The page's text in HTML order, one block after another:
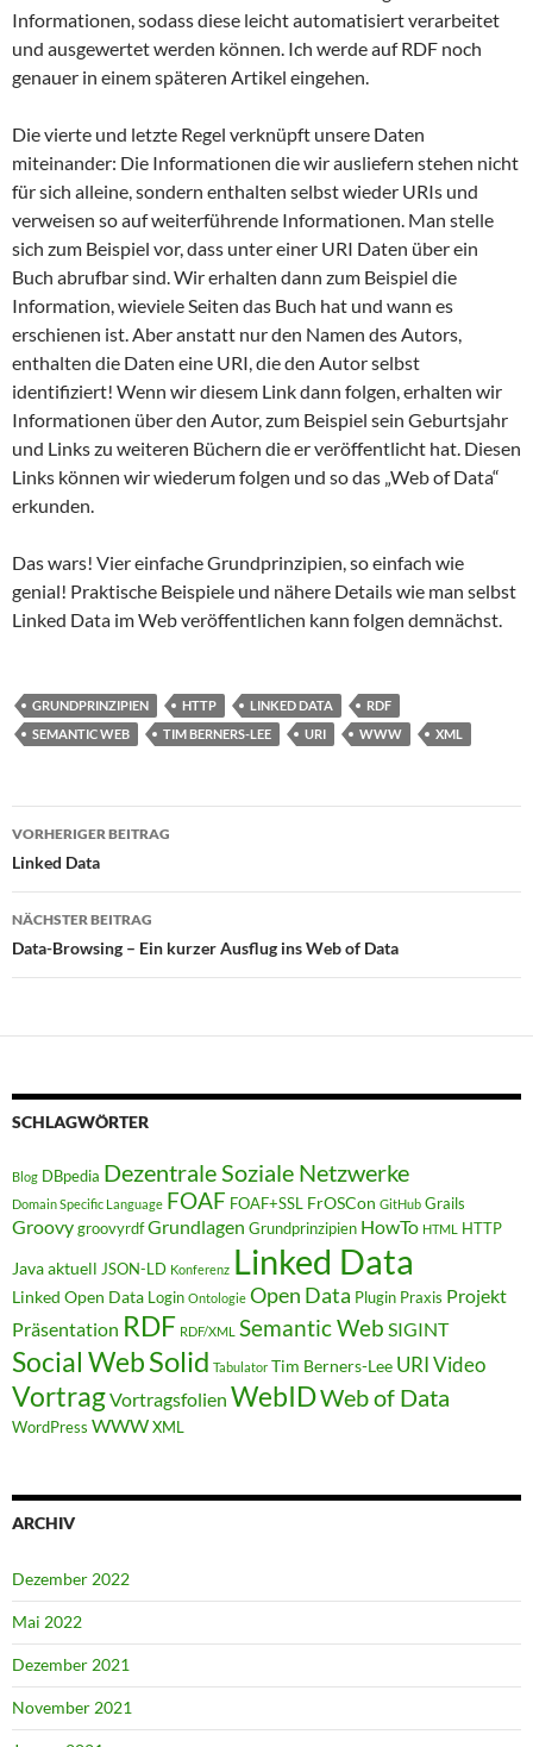
Informationen, sodass diese leicht automatisiert verarbeitet
und ausgewertet werden können. Ich werde auf RDF noch
genauer in einem späteren Artikel eingehen.
Die vierte und letzte Regel verknüpft unsere Daten
miteinander: Die Informationen die wir ausliefern stehen nicht
für sich alleine, sondern enthalten selbst wieder URIs und
verweisen so auf weiterführende Informationen. Man stelle
sich zum Beispiel vor, dass unter einer URI Daten über ein
Buch abrufbar sind. Wir erhalten dann zum Beispiel die
Information, wieviele Seiten das Buch hat und wann es
erschienen ist. Aber anstatt nur den Namen des Autors,
enthalten die Daten eine URI, die den Autor selbst
identifiziert! Wenn wir diesem Link dann folgen, erhalten wir
Informationen über den Autor, zum Beispiel sein Geburtsjahr
und Links zu weiteren Büchern die er veröffentlicht hat. Diesen
Links können wir wiederum folgen und so das „Web of Data“
erkunden.
Das wars! Vier einfache Grundprinzipien, so einfach wie
genial! Praktische Beispiele und nähere Details wie man selbst
Linked Data im Web veröffentlichen kann folgen demnächst.
GRUNDPRINZIPIEN HTTP LINKED DATA
RDF
SEMANTIC WEB
TIM BERNERS-LEE URI WWW XML
Beitragsnavigation
VORHERIGER BEITRAG
Linked Data
NÄCHSTER BEITRAG
Data-Browsing – Ein kurzer Ausflug ins Web of Data
SCHLAGWÖRTER
Blog DBpedia Dezentrale Soziale Netzwerke
Domain Specific Language FOAF FOAF+SSL FrOSCon GitHub Grails
GroovygroovyrdfGrundlagen Grundprinzipien HowTo HTML HTTP
Java aktuell JSON-LD Konferenz Linked Data
Linked Open Data Login Ontologie Open Data Plugin Praxis Projekt
Präsentation RDF RDF/XML Semantic Web SIGINT
Social WebSolid Tabulator Tim Berners-Lee URIVideo
VortragVortragsfolien WebIDWeb of Data
WordPress WWWXML
ARCHIV
Dezember 2022
Mai 2022
Dezember 2021
November 2021